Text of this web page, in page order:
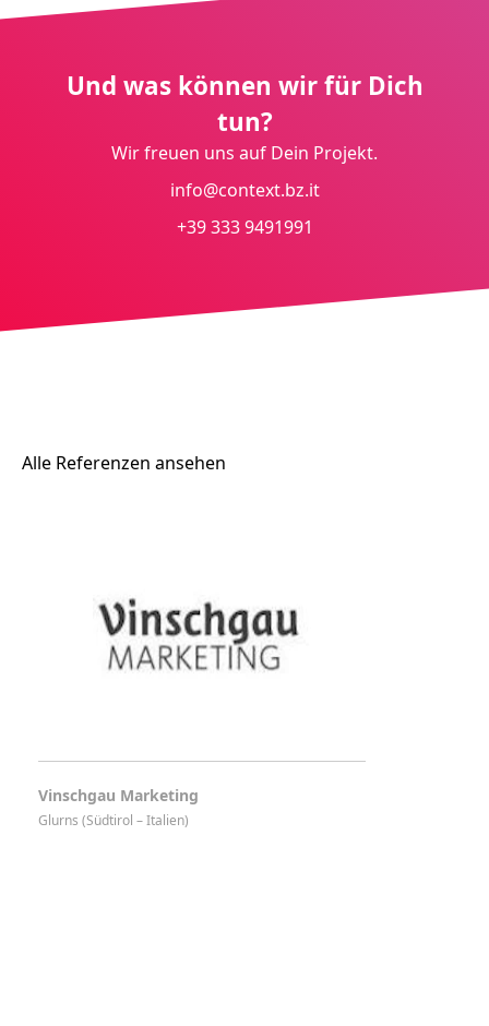
Und was können wir für Dich
tun?
Wir freuen uns auf Dein Projekt.
info@context.bz.it
+39 333 9491991
Alle Referenzen ansehen
Vinschgau Marketing
Glurns (Südtirol – Italien)